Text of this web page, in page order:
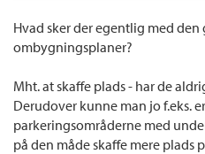
Hvad sker der egentlig med den
ombygningsplaner?
Mht. at skaffe plads - har de
Derudover kunne man jo f.eks.
parkeringsområderne med
på den måde skaffe mere plads